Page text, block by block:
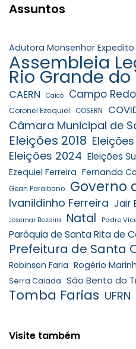
Assuntos
Adutora Monsenhor Expedito
Assembleia
Rio Grande
CAERN Caicó Campo
Coronel Ezequiel COSERN
Câmara Municipal de
Eleições 2018
Eleições 2024 Eleições
Ezequiel Ferreira Fernanda
Gean Paraibano Governo
Ivanildinho Ferreira Jair
Josemar Bezerra Natal Padre
Paróquia de Santa Rita de
Prefeitura de Santa
Robinson Faria Rogério
Serra Caiada São Bento do
Tomba Farias UFRN
Visite também